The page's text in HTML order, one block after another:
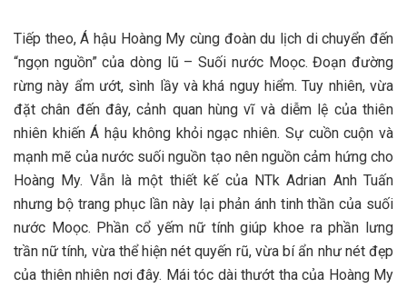
Tiếp theo, Á hậu Hoàng My cùng đoàn du lịch di chuyển đến
“ngọn nguồn” của dòng lũ – Suối nước Moọc. Đoạn đường
rừng này ẩm ướt, sình lầy và khá nguy hiểm. Tuy nhiên, vừa
đặt chân đến đây, cảnh quan hùng vĩ và diễm lệ của thiên
nhiên khiến Á hậu không khỏi ngạc nhiên. Sự cuồn cuộn và
mạnh mẽ của nước suối nguồn tạo nên nguồn cảm hứng cho
Hoàng My. Vẫn là một thiết kế của NTk Adrian Anh Tuấn
nhưng bộ trang phục lần này lại phản ánh tinh thần của suối
nước Moọc. Phần cổ yếm nữ tính giúp khoe ra phần lưng
trần nữ tính, vừa thể hiện nét quyến rũ, vừa bí ẩn như nét đẹp
của thiên nhiên nơi đây. Mái tóc dài thướt tha của Hoàng My